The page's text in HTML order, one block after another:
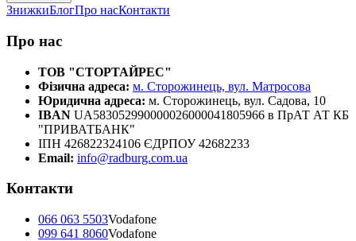
ЗнижкиБлогПро насКонтакти
Про нас
ТОВ "СТОРТАЙРЕС"
Фізична адреса: м. Сторожинець, вул. Матросова
Юридична адреса: м. Сторожинець, вул. Садова, 10
IBAN UA583052990000026000041805966 в ПрАТ АТ КБ
"ПРИВАТБАНК"
ІПН 426822324106 ЄДРПОУ 42682233
Email: info@radburg.com.ua
Контакти
066 063 5503Vodafone
099 641 8060Vodafone